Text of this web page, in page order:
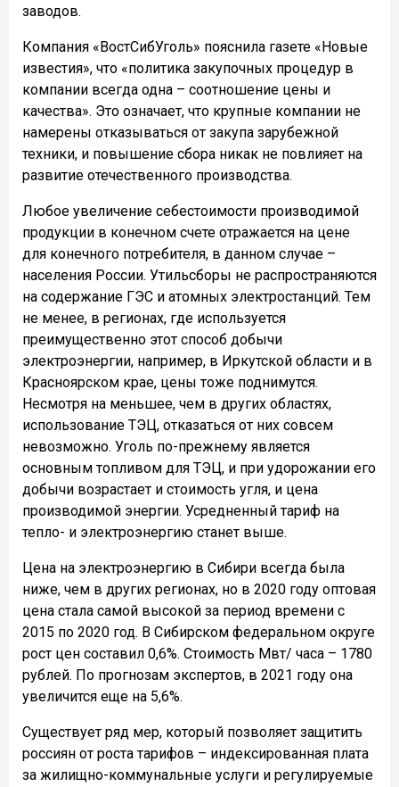
заводов.
Компания «ВостСибУголь» пояснила газете «Новые
известия», что «политика закупочных процедур в
компании всегда одна – соотношение цены и
качества». Это означает, что крупные компании не
намерены отказываться от закупа зарубежной
техники, и повышение сбора никак не повлияет на
развитие отечественного производства.
Любое увеличение себестоимости производимой
продукции в конечном счете отражается на цене
для конечного потребителя, в данном случае –
населения России. Утильсборы не распространяются
на содержание ГЭС и атомных электростанций. Тем
не менее, в регионах, где используется
преимущественно этот способ добычи
электроэнергии, например, в Иркутской области и в
Красноярском крае, цены тоже поднимутся.
Несмотря на меньшее, чем в других областях,
использование ТЭЦ, отказаться от них совсем
невозможно. Уголь по-прежнему является
основным топливом для ТЭЦ, и при удорожании его
добычи возрастает и стоимость угля, и цена
производимой энергии. Усредненный тариф на
тепло- и электроэнергию станет выше.
Цена на электроэнергию в Сибири всегда была
ниже, чем в других регионах, но в 2020 году оптовая
цена стала самой высокой за период времени с
2015 по 2020 год. В Сибирском федеральном округе
рост цен составил 0,6%. Стоимость Мвт/ часа – 1780
рублей. По прогнозам экспертов, в 2021 году она
увеличится еще на 5,6%.
Существует ряд мер, который позволяет защитить
россиян от роста тарифов – индексированная плата
за жилищно-коммунальные услуги и регулируемые